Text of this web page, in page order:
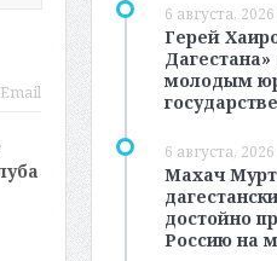
Email
6 августа,
Герей
Дагестана»
молодым
6 августа,
Махач
достойно
Россию на